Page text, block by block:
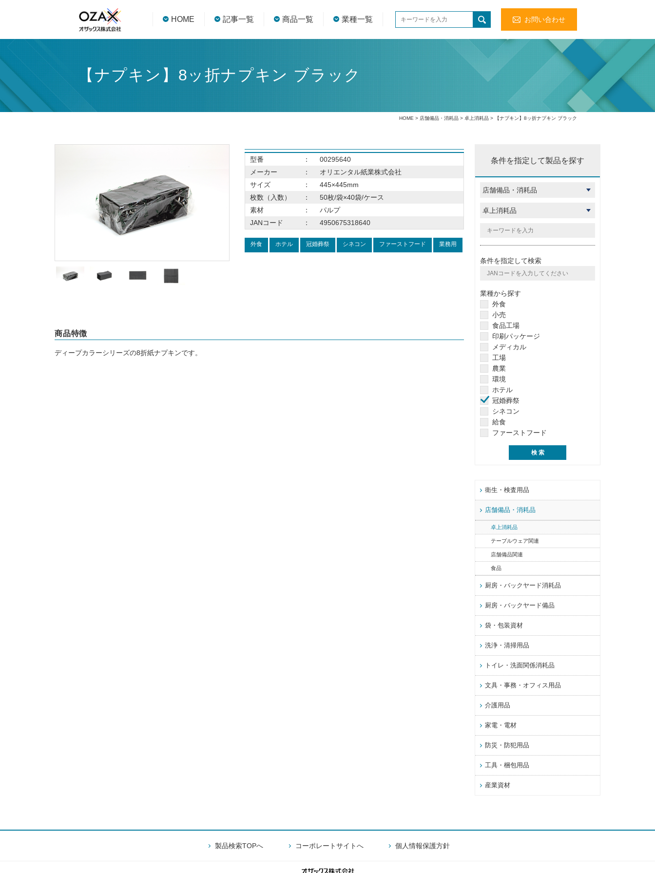
HOME 記事一覧 商品一覧 業種一覧 お問い合わせ
【ナプキン】8ッ折ナプキン ブラック
HOME > 店舗備品・消耗品 > 卓上消耗品 > 【ナプキン】8ッ折ナプキン ブラック
型番 ：
00295640
メーカー
：
オリエンタル紙業株式会社
サイズ
：
445×445mm
枚数（入数）
：
50枚/袋×40袋/ケース
素材
：
パルプ
JANコード
： 4950675318640
外食 ホテル 冠婚葬祭 シネコン ファーストフード 業務用
商品特徴
ディープカラーシリーズの8折紙ナプキンです。
条件を指定して製品を探す
条件を指定して検索
業種から探す
外食
小売
食品工場
印刷パッケージ
メディカル
工場
農業
環境
ホテル
冠婚葬祭
シネコン
給食
ファーストフード
衛生・検査用品
店舗備品・消耗品
卓上消耗品
テーブルウェア関連
店舗備品関連
食品
厨房・バックヤード消耗品
厨房・バックヤード備品
袋・包装資材
洗浄・清掃用品
トイレ・洗面関係消耗品
文具・事務・オフィス用品
介護用品
家電・電材
防災・防犯用品
工具・梱包用品
産業資材
製品検索TOPへ コーポレートサイトへ 個人情報保護方針